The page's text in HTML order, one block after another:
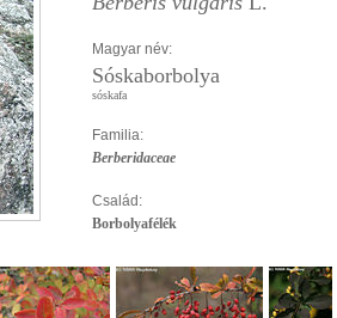
Magyar név:
Sóskaborbolya
sóskafa
Familia:
Berberidaceae
Család:
Borbolyafélék